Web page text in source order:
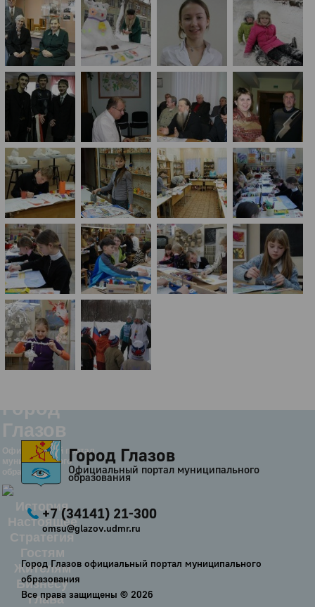
Город
Глазов
Официальный портал
муниципального
образования
История
Настоящее
Стратегия
Гостям
Жителям
Бизнесу
Глава
Город Глазов
Официальный портал муниципального
образования
+7 (34141) 21-300
omsu@glazov.udmr.ru
Город Глазов официальный портал муниципального
образования
Все права защищены © 2026